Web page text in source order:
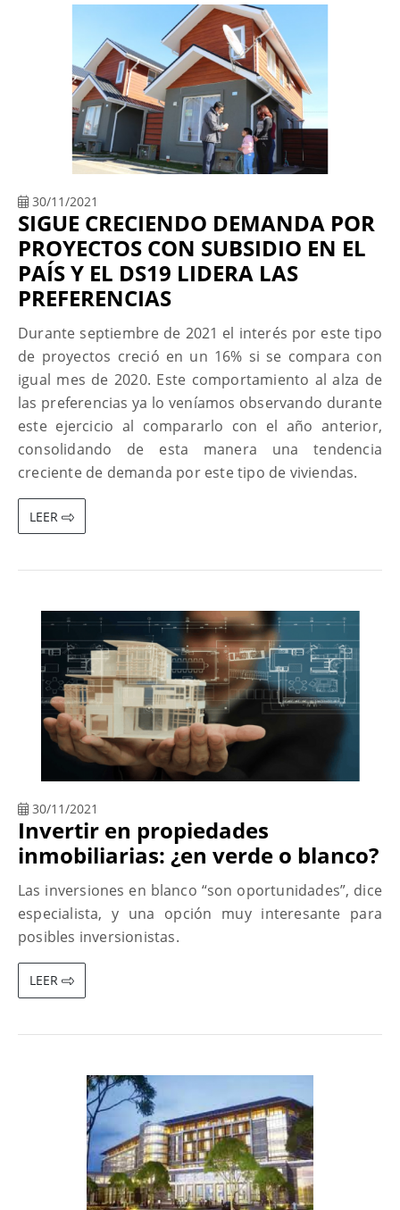
30/11/2021
SIGUE CRECIENDO DEMANDA POR
PROYECTOS CON SUBSIDIO EN EL
PAÍS Y EL DS19 LIDERA LAS
PREFERENCIAS
Durante septiembre de 2021 el interés por este tipo
de proyectos creció en un 16% si se compara con
igual mes de 2020. Este comportamiento al alza de
las preferencias ya lo veníamos observando durante
este ejercicio al compararlo con el año anterior,
consolidando de esta manera una tendencia
creciente de demanda por este tipo de viviendas.
LEER
30/11/2021
Invertir en propiedades
inmobiliarias: ¿en verde o blanco?
Las inversiones en blanco “son oportunidades”, dice
especialista, y una opción muy interesante para
posibles inversionistas.
LEER